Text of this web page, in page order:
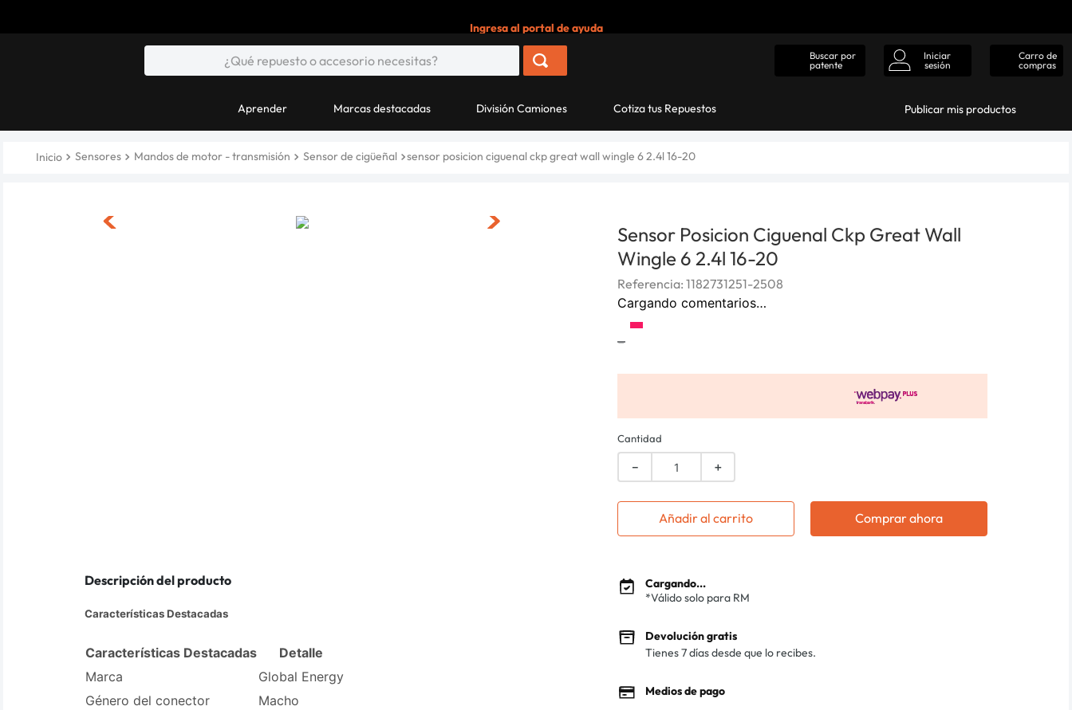
Ingresa al portal de ayuda
Buscar por
patente
Iniciar
sesión
Carro de
compras
Aprender Marcas destacadas División Camiones Cotiza tus Repuestos Publicar mis productos
Sensores Mandos de motor - transmisión Sensor de cigüeñal sensor posicion ciguenal ckp great wall wingle 6 2.4l 16-20
Descripción del producto
Características Destacadas
Características Destacadas
Detalle
Marca
Global Energy
Género del conector
Macho
Sensor Posicion Ciguenal Ckp Great Wall
Wingle 6 2.4l 16-20
Referencia: 1182731251-2508
Cargando comentarios…
-
Cantidad
＋
－
Añadir al carrito Comprar ahora
Cargando...
*Válido solo para RM
Devolución gratis
Tienes 7 días desde que lo recibes.
Medios de pago